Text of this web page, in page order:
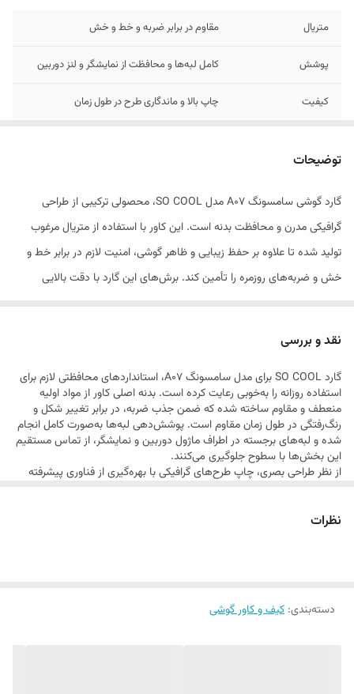
متریال مقاوم در برابر ضربه و خط و خش
پوشش کامل لبه‌ها و محافظت از نمایشگر و لنز دوربین
کیفیت چاپ بالا و ماندگاری طرح در طول زمان
توضیحات
گارد گوشی سامسونگ A07 مدل SO COOL، محصولی ترکیبی از طراحی
گرافیکی مدرن و محافظت بدنه است. این کاور با استفاده از متریال مرغوب
تولید شده تا علاوه بر حفظ زیبایی و ظاهر گوشی، امنیت لازم در برابر خط و
خش و ضربه‌های روزمره را تأمین کند. برش‌های این گارد با دقت بالایی
کاربرانی است که به دنبال استایلی متمایز و کارایی بالا هستند.
نقد و بررسی
گارد SO COOL برای مدل سامسونگ A07، استانداردهای محافظتی لازم برای
استفاده روزانه را به‌خوبی رعایت کرده است. بدنه اصلی کاور از مواد اولیه
منعطف و مقاوم ساخته شده که ضمن جذب ضربه، در برابر تغییر شکل و
رنگ‌رفتگی در طول زمان مقاوم است. پوشش‌دهی لبه‌ها به‌صورت کامل انجام
شده و لبه‌های برجسته در اطراف ماژول دوربین و نمایشگر، از تماس مستقیم
این بخش‌ها با سطوح جلوگیری می‌کنند.
از نظر طراحی بصری، چاپ طرح‌های گرافیکی با بهره‌گیری از فناوری پیشرفته
گوشی اضافه نشود و در عین حال، خاصیت ضد لغزش سطح کاور، در دست
نظرات
دسته‌بندی: کیف و کاور گوشی